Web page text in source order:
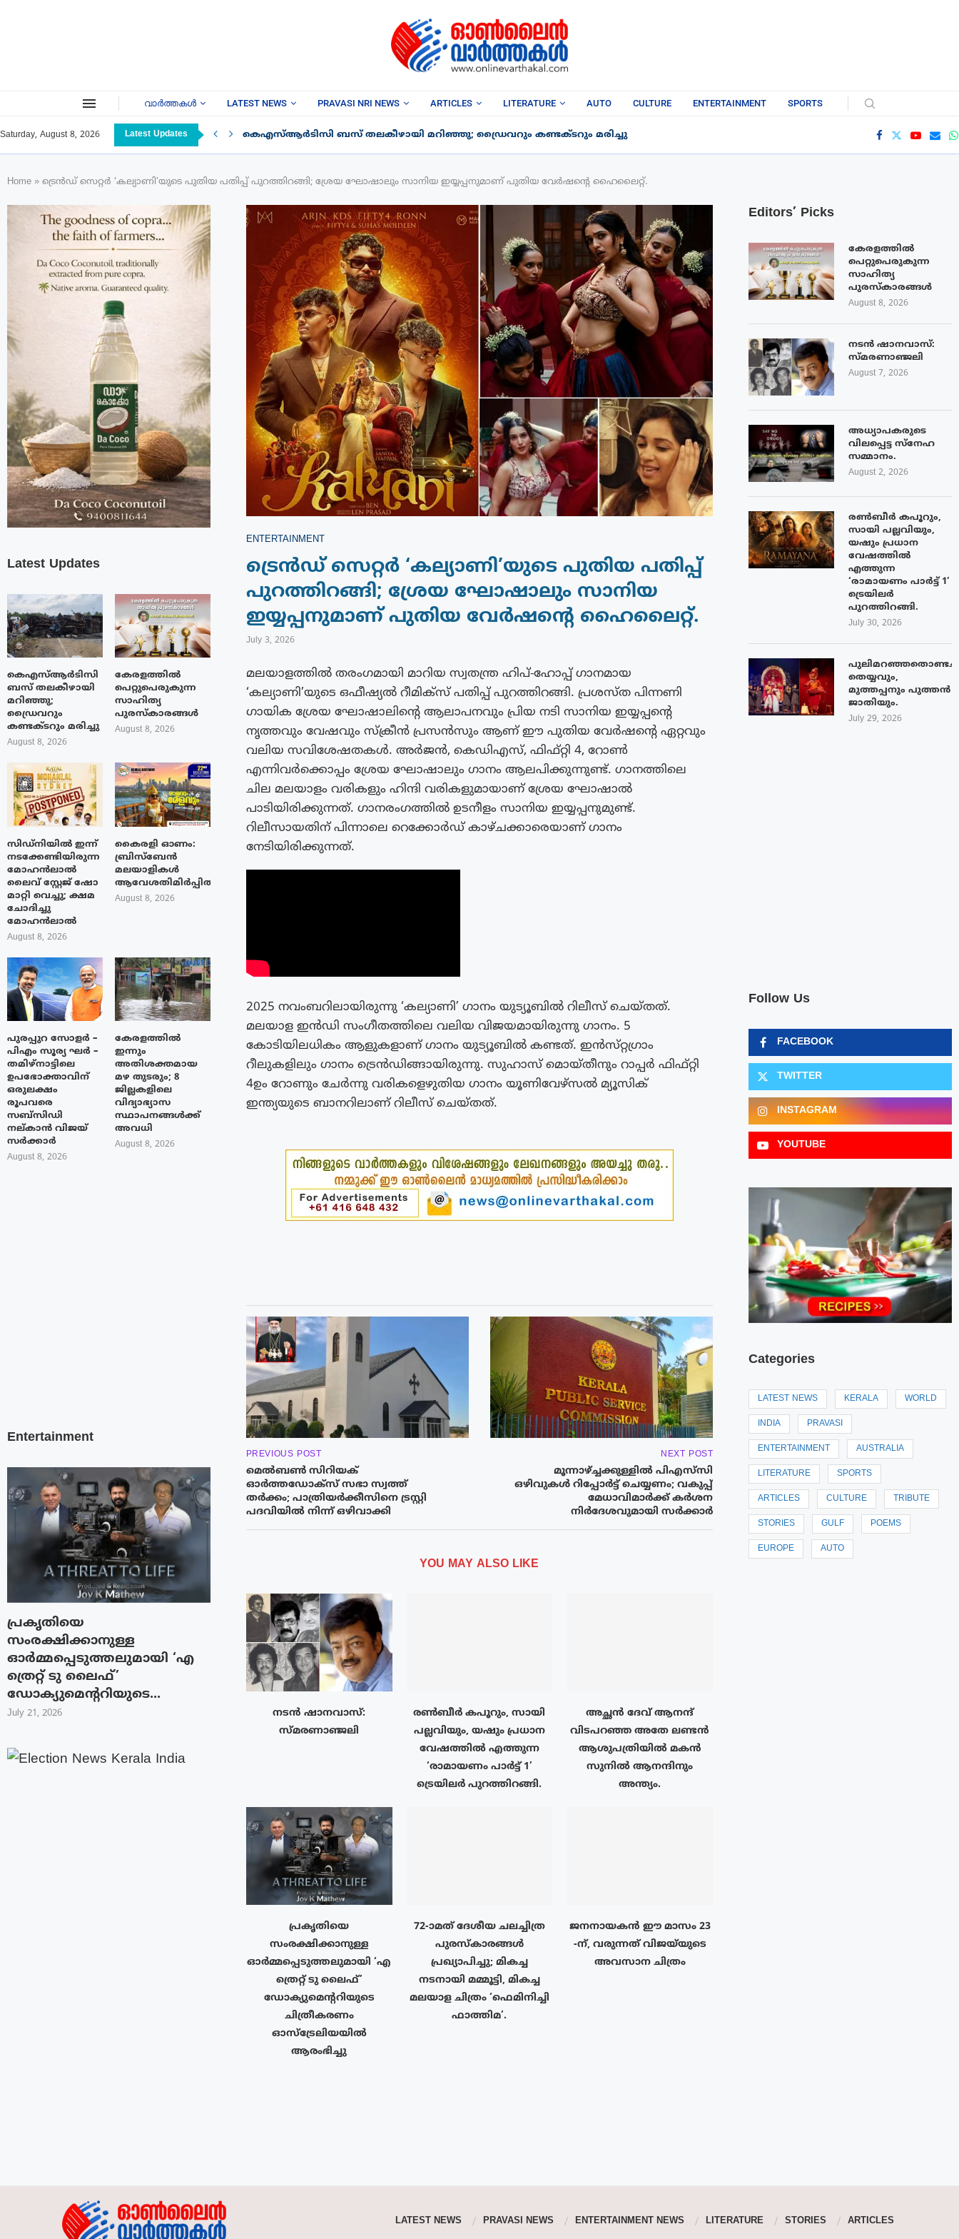
വാർത്തകൾ LATEST NEWS PRAVASI NRI NEWS ARTICLES LITERATURE AUTO CULTURE ENTERTAINMENT SPORTS
Saturday, August 8, 2026 Latest Updates കെഎസ്ആർടിസി ബസ് തലകീഴായി മറിഞ്ഞു; ഡ്രൈവറും കണ്ടക്ടറും മരിച്ചു
Home » ട്രെൻഡ് സെറ്റർ ‘കല്യാണി’യുടെ പുതിയ പതിപ്പ് പുറത്തിറങ്ങി; ശ്രേയ ഘോഷാലും സാനിയ ഇയ്യപ്പനുമാണ് പുതിയ വേർഷന്റെ ഹൈലൈറ്റ്.
ENTERTAINMENT
ട്രെൻഡ് സെറ്റർ ‘കല്യാണി’യുടെ പുതിയ പതിപ്പ്
പുറത്തിറങ്ങി; ശ്രേയ ഘോഷാലും സാനിയ
ഇയ്യപ്പനുമാണ് പുതിയ വേർഷന്റെ ഹൈലൈറ്റ്.
July 3, 2026
മലയാളത്തിൽ തരംഗമായി മാറിയ സ്വതന്ത്ര ഹിപ്-ഹോപ്പ് ഗാനമായ
‘കല്യാണി’യുടെ ഒഫീഷ്യൽ റീമിക്സ് പതിപ്പ് പുറത്തിറങ്ങി. പ്രശസ്ത പിന്നണി
ഗായിക ശ്രേയ ഘോഷാലിന്റെ ആലാപനവും പ്രിയ നടി സാനിയ ഇയ്യപ്പന്റെ
നൃത്തവും വേഷവും സ്ക്രീൻ പ്രസൻസും ആണ് ഈ പുതിയ വേർഷന്റെ ഏറ്റവും
വലിയ സവിശേഷതകൾ. അർജൻ, കെഡിഎസ്, ഫിഫ്റ്റി 4, റോൺ
എന്നിവർക്കൊപ്പം ശ്രേയ ഘോഷാലും ഗാനം ആലപിക്കുന്നുണ്ട്. ഗാനത്തിലെ
ചില മലയാളം വരികളും ഹിന്ദി വരികളുമായാണ് ശ്രേയ ഘോഷാൽ
പാടിയിരിക്കുന്നത്. ഗാനരംഗത്തിൽ ഉടനീളം സാനിയ ഇയ്യപ്പനുമുണ്ട്.
റിലീസായതിന് പിന്നാലെ റെക്കോർഡ് കാഴ്ചക്കാരെയാണ് ഗാനം
നേടിയിരിക്കുന്നത്.
2025 നവംബറിലായിരുന്നു ‘കല്യാണി’ ഗാനം യുട്യൂബിൽ റിലീസ് ചെയ്തത്.
മലയാള ഇൻഡി സംഗീതത്തിലെ വലിയ വിജയമായിരുന്നു ഗാനം. 5
കോടിയിലധികം ആളുകളാണ് ഗാനം യുട്യൂബിൽ കണ്ടത്. ഇൻസ്‌റ്റഗ്രാം
റീലുകളിലും ഗാനം ട്രെൻഡിങ്ങായിരുന്നു. സുഹാസ് മൊയ്തീനും റാപ്പർ ഫിഫ്റ്റി
4ഉം റോണും ചേർന്നു വരികളെഴുതിയ ഗാനം യൂണിവേഴ്സൽ മ്യൂസിക്
ഇന്ത്യയുടെ ബാനറിലാണ് റിലീസ് ചെയ്തത്.
PREVIOUS POST
മെൽബൺ സിറിയക്
ഓർത്തഡോക്സ് സഭാ സ്വത്ത്
തർക്കം; പാത്രിയർക്കീസിനെ ട്രസ്റ്റി
പദവിയിൽ നിന്ന് ഒഴിവാക്കി
NEXT POST
മൂന്നാഴ്ച്ചക്കുള്ളിൽ പിഎസ്‌സി
ഒഴിവുകൾ റിപ്പോർട്ട് ചെയ്യണം; വകുപ്പ്
മേധാവിമാര്‍ക്ക് കർശന
നിർദേശവുമായി സർക്കാർ
YOU MAY ALSO LIKE
നടൻ ഷാനവാസ്:
സ്മരണാഞ്ജലി
രൺബീർ കപൂറും, സായി
പല്ലവിയും, യഷും പ്രധാന
വേഷത്തിൽ എത്തുന്ന
‘രാമായണം പാർട്ട് 1’
ട്രെയിലർ പുറത്തിറങ്ങി.
അച്ഛൻ ദേവ് ആനന്ദ്
വിടപറഞ്ഞ അതേ ലണ്ടൻ
ആശുപത്രിയിൽ മകൻ
സുനിൽ ആനന്ദിനും
അന്ത്യം.
പ്രകൃതിയെ
സംരക്ഷിക്കാനുള്ള
ഓർമ്മപ്പെടുത്തലുമായി ‘എ
ത്രെറ്റ് ടു ലൈഫ്’
ഡോക്യുമെന്ററിയുടെ
ചിത്രീകരണം
ഓസ്‌ട്രേലിയയിൽ
ആരംഭിച്ചു
72-ാമത് ദേശീയ ചലച്ചിത്ര
പുരസ്‌കാരങ്ങള്‍
പ്രഖ്യാപിച്ചു; മികച്ച
നടനായി മമ്മൂട്ടി, മികച്ച
മലയാള ചിത്രം ‘ഫെമിനിച്ചി
ഫാത്തിമ’.
ജനനായകൻ ഈ മാസം 23
-ന്, വരുന്നത് വിജയ്‌യുടെ
അവസാന ചിത്രം
Editors’ Picks
കേരളത്തിൽ
പെറ്റുപെരുകുന്ന
സാഹിത്യ
പുരസ്‌കാരങ്ങൾ
August 8, 2026
നടൻ ഷാനവാസ്:
സ്മരണാഞ്ജലി
August 7, 2026
അധ്യാപകരുടെ
വിലപ്പെട്ട സ്നേഹ
സമ്മാനം.
August 2, 2026
രൺബീർ കപൂറും,
സായി പല്ലവിയും,
യഷും പ്രധാന
വേഷത്തിൽ
എത്തുന്ന
‘രാമായണം പാർട്ട് 1’
ട്രെയിലർ
പുറത്തിറങ്ങി.
July 30, 2026
തെയ്യവും,
മുത്തപ്പനും പുത്തൻ
ജാതിയും.
July 29, 2026
Follow Us
FACEBOOK
TWITTER
INSTAGRAM
YOUTUBE
Categories
LATEST NEWS KERALA WORLD
INDIA PRAVASI
ENTERTAINMENT AUSTRALIA
LITERATURE SPORTS
ARTICLES CULTURE TRIBUTE
STORIES GULF POEMS
EUROPE AUTO
Latest Updates
കെഎസ്ആർടിസി
ബസ് തലകീഴായി
മറിഞ്ഞു;
ഡ്രൈവറും
കണ്ടക്ടറും മരിച്ചു
August 8, 2026
കേരളത്തിൽ
പെറ്റുപെരുകുന്ന
സാഹിത്യ
പുരസ്‌കാരങ്ങൾ
August 8, 2026
സിഡ്നിയിൽ ഇന്ന്
നടക്കേണ്ടിയിരുന്ന
മോഹൻലാൽ
ലൈവ് സ്റ്റേജ് ഷോ
മാറ്റി വെച്ചു; ക്ഷമ
ചോദിച്ചു
മോഹൻലാൽ
August 8, 2026
കൈരളി ഓണം:
ബ്രിസ്ബേൻ
മലയാളികൾ
ആവേശതിമിർപ്പിൽ
August 8, 2026
പുരപ്പുറ സോളർ –
പിഎം സൂര്യ ഘർ –
തമിഴ്നാട്ടിലെ
ഉപഭോക്താവിന്
ഒരുലക്ഷം
രൂപവരെ
സബ്സിഡി
നല്കാൻ വിജയ്
സർക്കാർ
August 8, 2026
കേരളത്തിൽ
ഇന്നും
അതിശക്തമായ
മഴ തുടരും; 8
ജില്ലകളിലെ
വിദ്യാഭ്യാസ
സ്ഥാപനങ്ങൾക്ക്
അവധി
August 8, 2026
Entertainment
പ്രകൃതിയെ
സംരക്ഷിക്കാനുള്ള
ഓർമ്മപ്പെടുത്തലുമായി ‘എ
ത്രെറ്റ് ടു ലൈഫ്’
ഡോക്യുമെന്ററിയുടെ...
July 21, 2026
LATEST NEWS PRAVASI NEWS ENTERTAINMENT NEWS LITERATURE STORIES ARTICLES